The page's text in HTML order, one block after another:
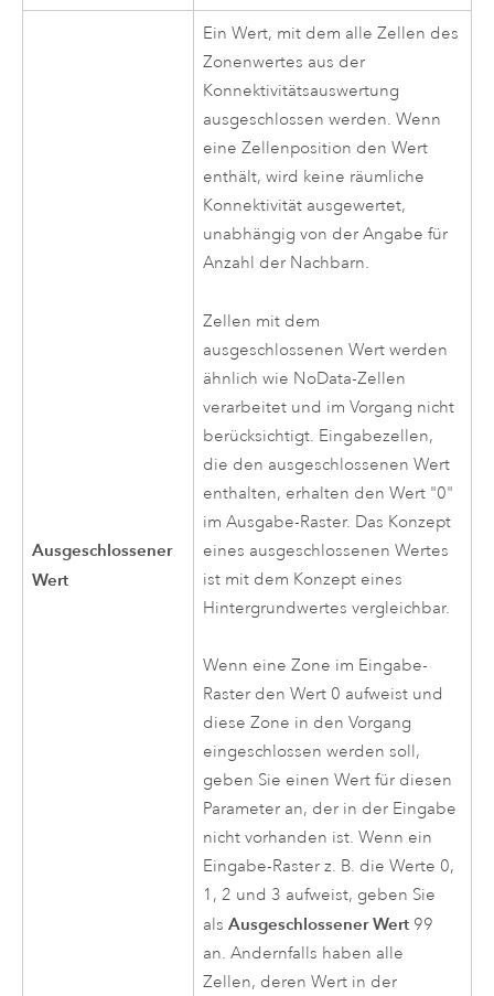
Ausgeschlossener
Wert
Ein Wert, mit dem alle Zellen des
Zonenwertes aus der
Konnektivitätsauswertung
ausgeschlossen werden. Wenn
eine Zellenposition den Wert
enthält, wird keine räumliche
Konnektivität ausgewertet,
unabhängig von der Angabe für
Anzahl der Nachbarn.
Zellen mit dem
ausgeschlossenen Wert werden
ähnlich wie NoData-Zellen
verarbeitet und im Vorgang nicht
berücksichtigt. Eingabezellen,
die den ausgeschlossenen Wert
enthalten, erhalten den Wert "0"
im Ausgabe-Raster. Das Konzept
eines ausgeschlossenen Wertes
ist mit dem Konzept eines
Hintergrundwertes vergleichbar.
Wenn eine Zone im Eingabe-
Raster den Wert 0 aufweist und
diese Zone in den Vorgang
eingeschlossen werden soll,
geben Sie einen Wert für diesen
Parameter an, der in der Eingabe
nicht vorhanden ist. Wenn ein
Eingabe-Raster z. B. die Werte 0,
1, 2 und 3 aufweist, geben Sie
alsAusgeschlossener Wert 99
an. Andernfalls haben alle
Zellen, deren Wert in der